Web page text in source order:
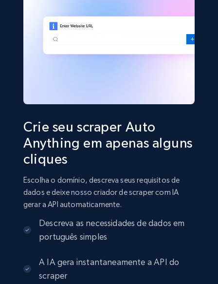
Crie seu scraper Auto
Anything em apenas alguns
cliques
Escolha o domínio, descreva seus requisitos de
dados e deixe nosso criador de scraper com IA
gerar a API automaticamente.
Descreva as necessidades de dados em
português simples
A IA gera instantaneamente a API do
scraper